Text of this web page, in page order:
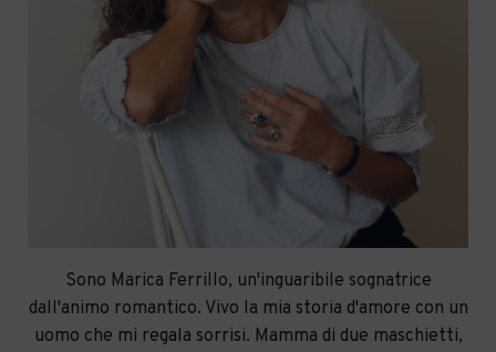
Sono Marica Ferrillo, un'inguaribile sognatrice
dall'animo romantico. Vivo la mia storia d'amore con un
uomo che mi regala sorrisi. Mamma di due maschietti,